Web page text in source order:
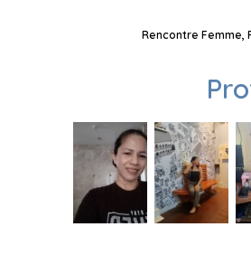
Rencontre Femme,